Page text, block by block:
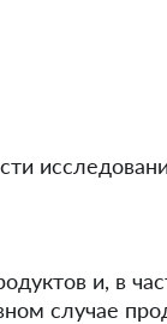
и, в
случае